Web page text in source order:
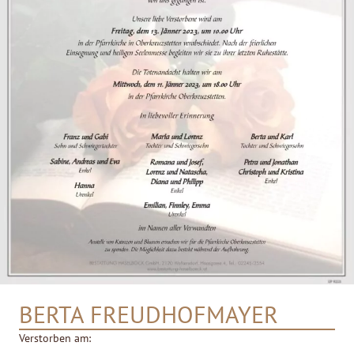
BERTA FREUDHOFMAYER
Verstorben am: